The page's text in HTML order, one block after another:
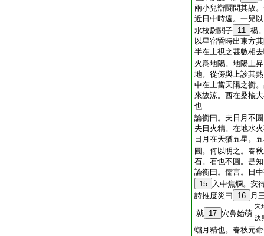
兩小兒辯鬪問其故
近日中時遠。一兒
水校尉關子 11 楊
以星宿昏時出東方
半在上視之甚數相
火爲地陽。地陽上
地。從傍與上診其
中在上當天陽之衡
來故涼。西在桑楡
也
論衡曰。夫日月不
夫日火精。在地水
日月在天猶五星。
圓。何以明之。春
石。石也不圓。是
論衡曰。儒言。日
15
入中焦爛。安
詩推度災曰
16
月
就 17 穴鼻始萌
宋
決
蠩月精也。春秋元